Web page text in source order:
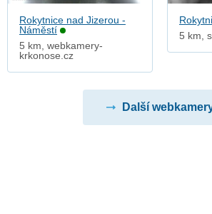
Rokytnice nad Jizerou -
Náměstí
5 km, webkamery-
krkonose.cz
5 km,
Další